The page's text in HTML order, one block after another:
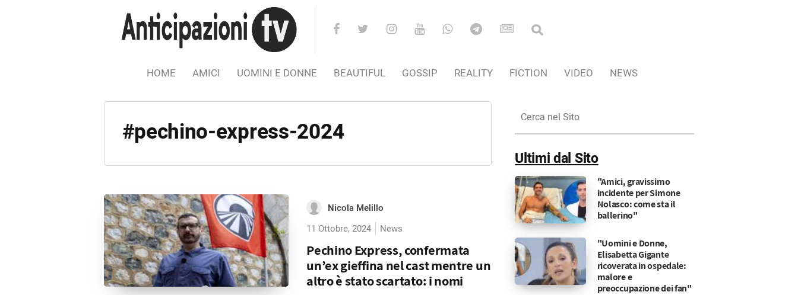
HOME AMICI UOMINI E DONNE BEAUTIFUL GOSSIP REALITY FICTION VIDEO NEWS
#pechino-express-2024
Nicola Melillo
11 Ottobre, 2024
News
Pechino Express, confermata
un’ex gieffina nel cast mentre un
altro è stato scartato: i nomi
nel
Sito
Ultimi dal Sito
"Amici, gravissimo
incidente per Simone
Nolasco: come sta il
ballerino"
"Uomini e Donne,
Elisabetta Gigante
ricoverata in ospedale:
malore e
preoccupazione dei fan"